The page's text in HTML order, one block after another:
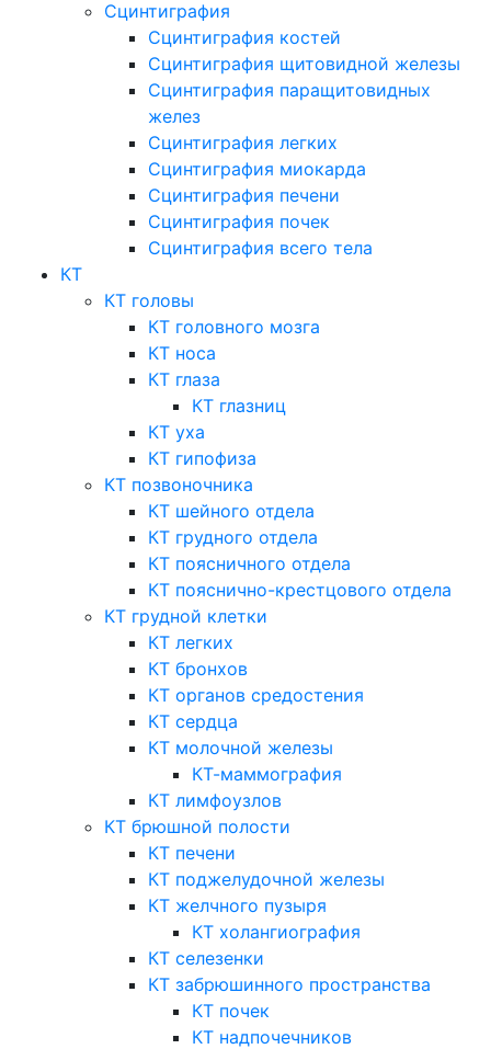
Сцинтиграфия
Сцинтиграфия костей
Сцинтиграфия щитовидной железы
Сцинтиграфия паращитовидных
желез
Сцинтиграфия легких
Сцинтиграфия миокарда
Сцинтиграфия печени
Сцинтиграфия почек
Сцинтиграфия всего тела
КТ
КТ головы
КТ головного мозга
КТ носа
КТ глаза
КТ глазниц
КТ уха
КТ гипофиза
КТ позвоночника
КТ шейного отдела
КТ грудного отдела
КТ поясничного отдела
КТ пояснично-крестцового отдела
КТ грудной клетки
КТ легких
КТ бронхов
КТ органов средостения
КТ сердца
КТ молочной железы
КТ-маммография
КТ лимфоузлов
КТ брюшной полости
КТ печени
КТ поджелудочной железы
КТ желчного пузыря
КТ холангиография
КТ селезенки
КТ забрюшинного пространства
КТ почек
КТ надпочечников